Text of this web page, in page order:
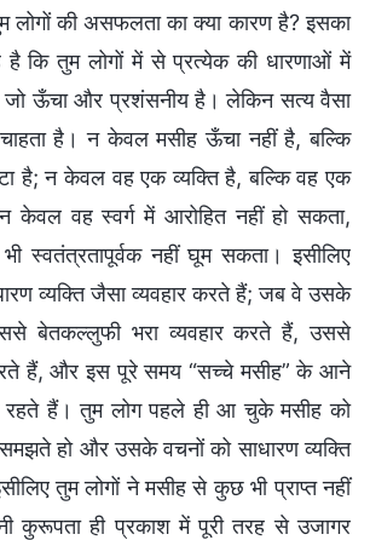
लोगों की असफलता का क्या कारण है? इसका
है कि तुम लोगों में से प्रत्येक की धारणाओं में
जो ऊँचा और प्रशंसनीय है। लेकिन सत्य वैसा
है। न केवल मसीह ऊँचा नहीं है, बल्कि
है; न केवल वह एक व्यक्ति है, बल्कि वह एक
केवल वह स्वर्ग में आरोहित नहीं हो सकता,
स्वतंत्रतापूर्वक नहीं घूम सकता। इसीलिए
व्यक्ति जैसा व्यवहार करते हैं; जब वे उसके
बेतकल्लुफी भरा व्यवहार करते हैं, उससे
हैं, और इस पूरे समय “सच्चे मसीह” के आने
रहते हैं। तुम लोग पहले ही आ चुके मसीह को
हो और उसके वचनों को साधारण व्यक्ति
तुम लोगों ने मसीह से कुछ भी प्राप्त नहीं
कुरूपता ही प्रकाश में पूरी तरह से उजागर